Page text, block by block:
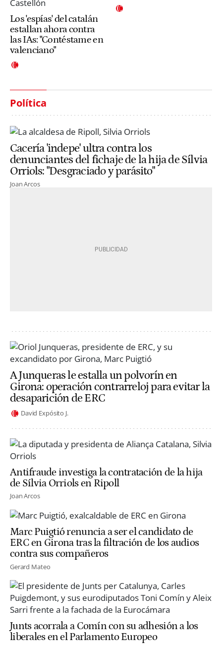
Los 'espías' del catalán
estallan ahora contra
las IAs: "Contéstame en
valenciano"
Política
Cacería 'indepe' ultra contra los
denunciantes del fichaje de la hija de Sílvia
Orriols: "Desgraciado y parásito"
Joan Arcos
A Junqueras le estalla un polvorín en
Girona: operación contrarreloj para evitar la
desaparición de ERC
David Expósito J.
Antifraude investiga la contratación de la hija
de Sílvia Orriols en Ripoll
Joan Arcos
Marc Puigtió renuncia a ser el candidato de
ERC en Girona tras la filtración de los audios
contra sus compañeros
Gerard Mateo
Junts acorrala a Comín con su adhesión a los
liberales en el Parlamento Europeo